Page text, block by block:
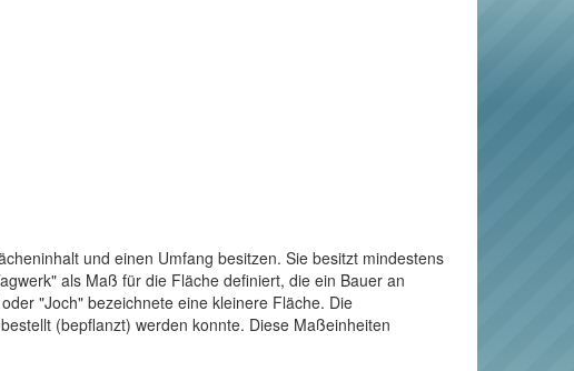
und einen Umfang besitzen. Sie besitzt mindestens
als Maß für die Fläche definiert, die ein Bauer an
"Joch" bezeichnete eine kleinere Fläche. Die
(bepflanzt) werden konnte. Diese Maßeinheiten